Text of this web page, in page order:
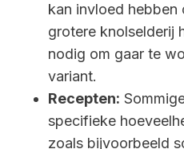
kan invloed
grotere knolselderij
nodig om gaar te
variant.
Recepten:
specifieke
zoals bijvoorbeeld